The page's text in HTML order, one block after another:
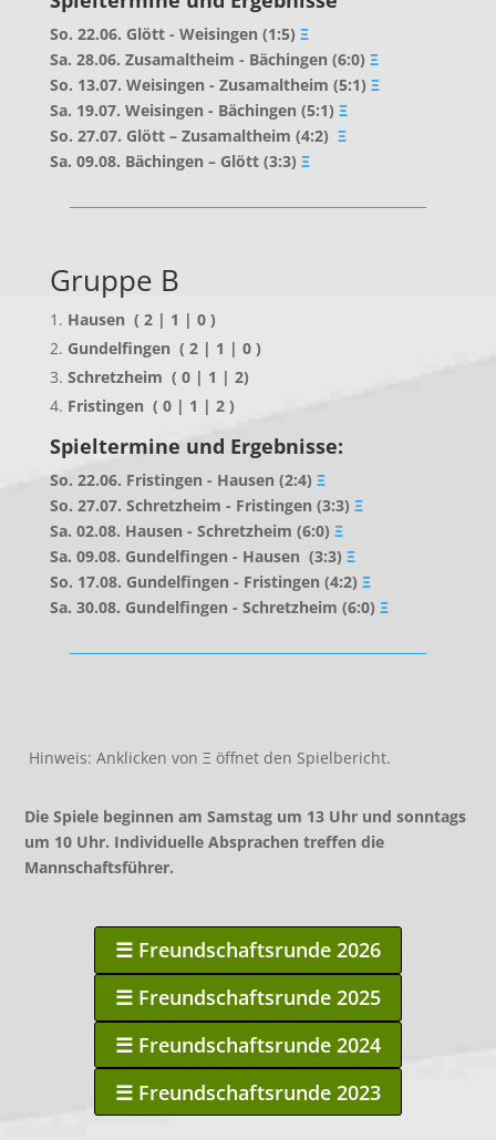
So. 22.06. Glött - Weisingen (1:5) Ξ
Sa. 28.06. Zusamaltheim - Bächingen (6:0) Ξ
So. 13.07. Weisingen - Zusamaltheim (5:1) Ξ
Sa. 19.07. Weisingen - Bächingen (5:1) Ξ
So. 27.07. Glött – Zusamaltheim (4:2) Ξ
Sa. 09.08. Bächingen – Glött (3:3) Ξ
Gruppe B
Hausen ( 2 | 1 | 0 )
Gundelfingen ( 2 | 1 | 0 )
Schretzheim ( 0 | 1 | 2)
Fristingen ( 0 | 1 | 2 )
Spieltermine und Ergebnisse:
So. 22.06. Fristingen - Hausen (2:4) Ξ
So. 27.07. Schretzheim - Fristingen (3:3) Ξ
Sa. 02.08. Hausen - Schretzheim (6:0) Ξ
Sa. 09.08. Gundelfingen - Hausen (3:3) Ξ
So. 17.08. Gundelfingen - Fristingen (4:2) Ξ
Sa. 30.08. Gundelfingen - Schretzheim (6:0) Ξ
Hinweis: Anklicken von Ξ öffnet den Spielbericht.
Die Spiele beginnen am Samstag um 13 Uhr und sonntags
um 10 Uhr. Individuelle Absprachen treffen die
Mannschaftsführer.
☰ Freundschaftsrunde 2026
☰ Freundschaftsrunde 2025
☰ Freundschaftsrunde 2024
☰ Freundschaftsrunde 2023